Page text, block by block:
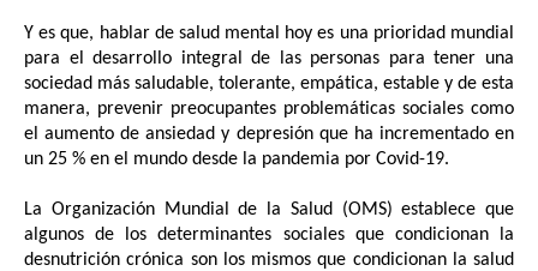
Y es que, hablar de salud mental hoy es una prioridad mundial
para el desarrollo integral de las personas para tener una
sociedad más saludable, tolerante, empática, estable y de esta
manera, prevenir preocupantes problemáticas sociales como
el aumento de ansiedad y depresión que ha incrementado en
un 25 % en el mundo desde la pandemia por Covid-19.
La Organización Mundial de la Salud (OMS) establece que
algunos de los determinantes sociales que condicionan la
desnutrición crónica son los mismos que condicionan la salud